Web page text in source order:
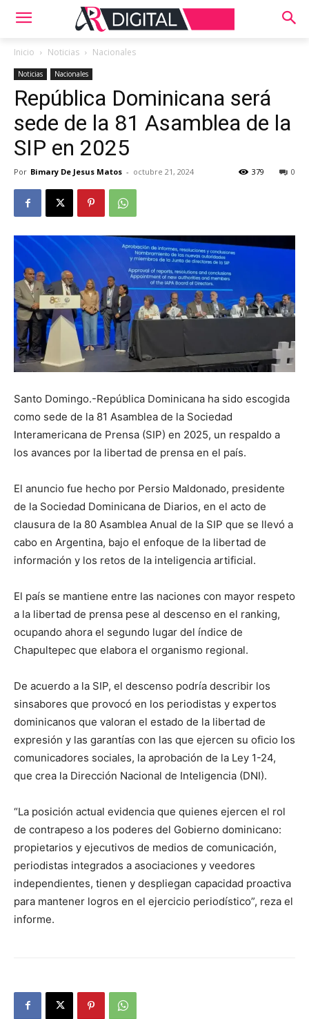
Inicio Noticias Nacionales
Noticias Nacionales
República Dominicana será
sede de la 81 Asamblea de la
SIP en 2025
Por Bimary De Jesus Matos - octubre 21, 2024 0
379
Santo Domingo.-República Dominicana ha sido escogida
como sede de la 81 Asamblea de la Sociedad
Interamericana de Prensa (SIP) en 2025, un respaldo a
los avances por la libertad de prensa en el país.
El anuncio fue hecho por Persio Maldonado, presidente
de la Sociedad Dominicana de Diarios, en el acto de
clausura de la 80 Asamblea Anual de la SIP que se llevó a
cabo en Argentina, bajo el enfoque de la libertad de
información y los retos de la inteligencia artificial.
El país se mantiene entre las naciones con mayor respeto
a la libertad de prensa pese al descenso en el ranking,
ocupando ahora el segundo lugar del índice de
Chapultepec que elabora el organismo regional.
De acuerdo a la SIP, el descenso podría describir los
sinsabores que provocó en los periodistas y expertos
dominicanos que valoran el estado de la libertad de
expresión y las garantías con las que ejercen su oficio los
comunicadores sociales, la aprobación de la Ley 1-24,
que crea la Dirección Nacional de Inteligencia (DNI).
“La posición actual evidencia que quienes ejercen el rol
de contrapeso a los poderes del Gobierno dominicano:
propietarios y ejecutivos de medios de comunicación,
periodistas integrados a asociaciones y veedores
independientes, tienen y despliegan capacidad proactiva
para mantener logros en el ejercicio periodístico”, reza el
informe.